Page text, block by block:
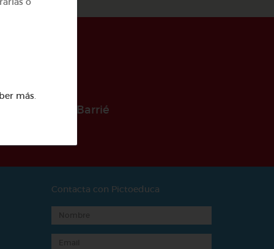
Fundación Barrié
Contacta con Pictoeduca
más.